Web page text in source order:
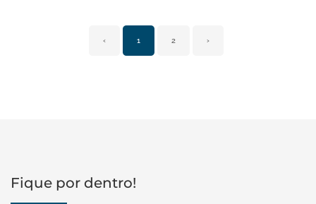
‹ 1 2 ›
Fique por dentro!